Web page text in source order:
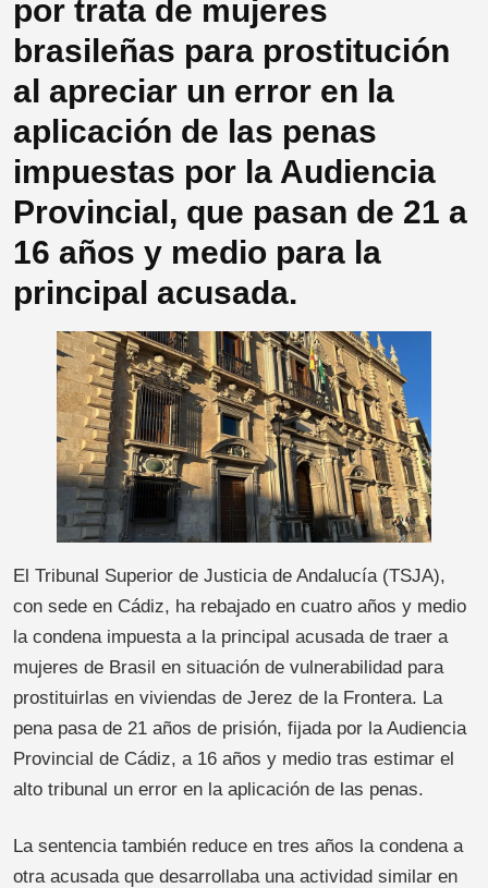
por trata de mujeres
brasileñas para prostitución
al apreciar un error en la
aplicación de las penas
impuestas por la Audiencia
Provincial, que pasan de 21 a
16 años y medio para la
principal acusada.
El Tribunal Superior de Justicia de Andalucía (TSJA),
con sede en Cádiz, ha rebajado en cuatro años y medio
la condena impuesta a la principal acusada de traer a
mujeres de Brasil en situación de vulnerabilidad para
prostituirlas en viviendas de Jerez de la Frontera. La
pena pasa de 21 años de prisión, fijada por la Audiencia
Provincial de Cádiz, a 16 años y medio tras estimar el
alto tribunal un error en la aplicación de las penas.
La sentencia también reduce en tres años la condena a
otra acusada que desarrollaba una actividad similar en